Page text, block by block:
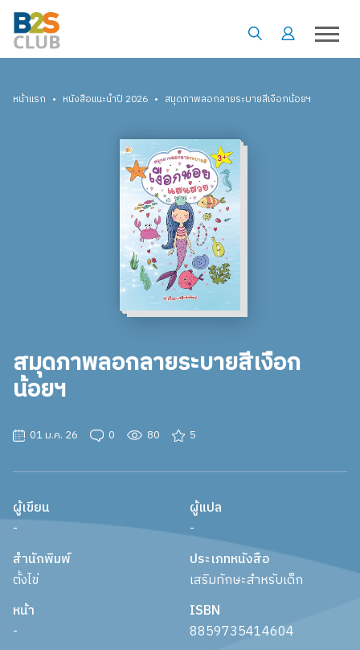
หน้าแรก • หนังสือแนะนำปี 2026 • สมุดภาพลอกลายระบายสีเงือกน้อยฯ
สมุดภาพลอกลายระบายสีเงือก
น้อยฯ
01 ม.ค. 26 0 80 5
ผู้เขียน
-
ผู้แปล
-
สำนักพิมพ์
ตั้งไข่
ประเภทหนังสือ
เสริมทักษะสำหรับเด็ก
หน้า
-
ISBN
8859735414604